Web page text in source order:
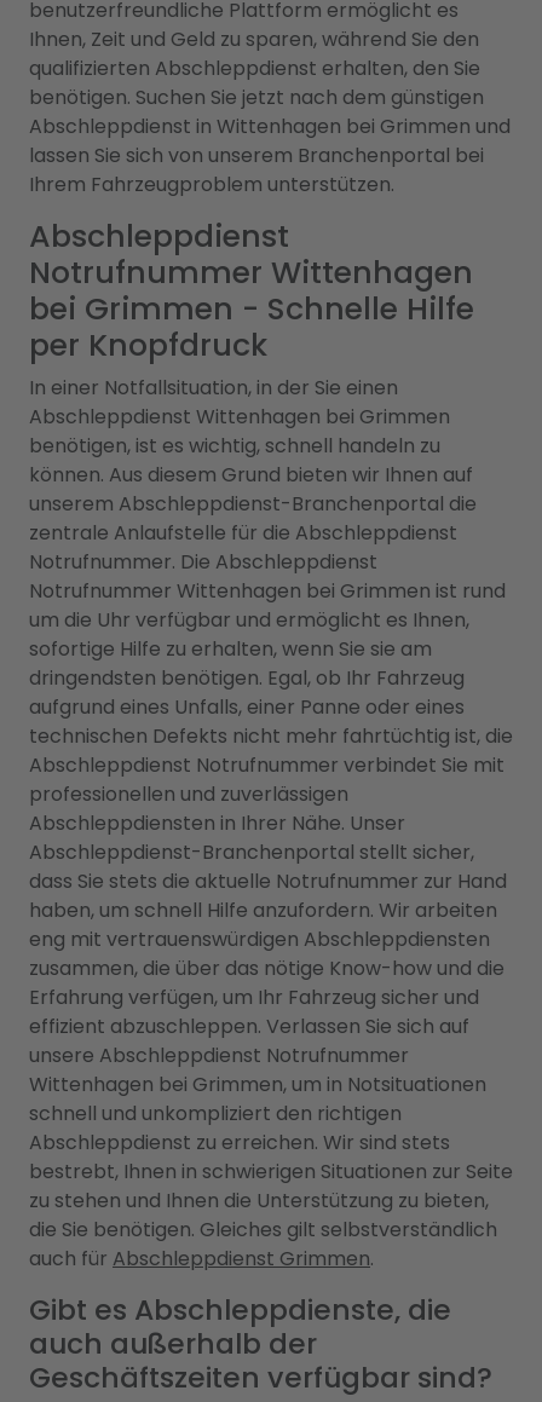
benutzerfreundliche Plattform ermöglicht es
Ihnen, Zeit und Geld zu sparen, während Sie den
qualifizierten Abschleppdienst erhalten, den Sie
benötigen. Suchen Sie jetzt nach dem günstigen
Abschleppdienst in Wittenhagen bei Grimmen und
lassen Sie sich von unserem Branchenportal bei
Ihrem Fahrzeugproblem unterstützen.
Abschleppdienst
Notrufnummer Wittenhagen
bei Grimmen - Schnelle Hilfe
per Knopfdruck
In einer Notfallsituation, in der Sie einen
Abschleppdienst Wittenhagen bei Grimmen
benötigen, ist es wichtig, schnell handeln zu
können. Aus diesem Grund bieten wir Ihnen auf
unserem Abschleppdienst-Branchenportal die
zentrale Anlaufstelle für die Abschleppdienst
Notrufnummer. Die Abschleppdienst
Notrufnummer Wittenhagen bei Grimmen ist rund
um die Uhr verfügbar und ermöglicht es Ihnen,
sofortige Hilfe zu erhalten, wenn Sie sie am
dringendsten benötigen. Egal, ob Ihr Fahrzeug
aufgrund eines Unfalls, einer Panne oder eines
technischen Defekts nicht mehr fahrtüchtig ist, die
Abschleppdienst Notrufnummer verbindet Sie mit
professionellen und zuverlässigen
Abschleppdiensten in Ihrer Nähe. Unser
Abschleppdienst-Branchenportal stellt sicher,
dass Sie stets die aktuelle Notrufnummer zur Hand
haben, um schnell Hilfe anzufordern. Wir arbeiten
eng mit vertrauenswürdigen Abschleppdiensten
zusammen, die über das nötige Know-how und die
Erfahrung verfügen, um Ihr Fahrzeug sicher und
effizient abzuschleppen. Verlassen Sie sich auf
unsere Abschleppdienst Notrufnummer
Wittenhagen bei Grimmen, um in Notsituationen
schnell und unkompliziert den richtigen
Abschleppdienst zu erreichen. Wir sind stets
bestrebt, Ihnen in schwierigen Situationen zur Seite
zu stehen und Ihnen die Unterstützung zu bieten,
die Sie benötigen. Gleiches gilt selbstverständlich
auch für Abschleppdienst Grimmen.
Gibt es Abschleppdienste, die
auch außerhalb der
Geschäftszeiten verfügbar sind?